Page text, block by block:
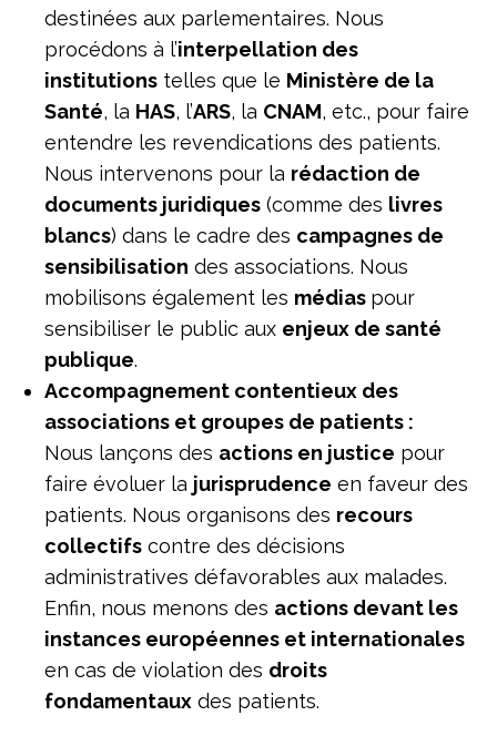
destinées aux parlementaires. Nous
procédons à l’interpellation des
institutions telles que le Ministère de la
Santé, la HAS, l’ARS, la CNAM, etc., pour faire
entendre les revendications des patients.
Nous intervenons pour la rédaction de
documents juridiques (comme des livres
blancs) dans le cadre des campagnes de
sensibilisation des associations. Nous
mobilisons également les médias pour
sensibiliser le public aux enjeux de santé
publique.
Accompagnement contentieux des
associations et groupes de patients :
Nous lançons des actions en justice pour
faire évoluer la jurisprudence en faveur des
patients. Nous organisons des recours
collectifs contre des décisions
administratives défavorables aux malades.
Enfin, nous menons des actions devant les
instances européennes et internationales
en cas de violation des droits
fondamentaux des patients.